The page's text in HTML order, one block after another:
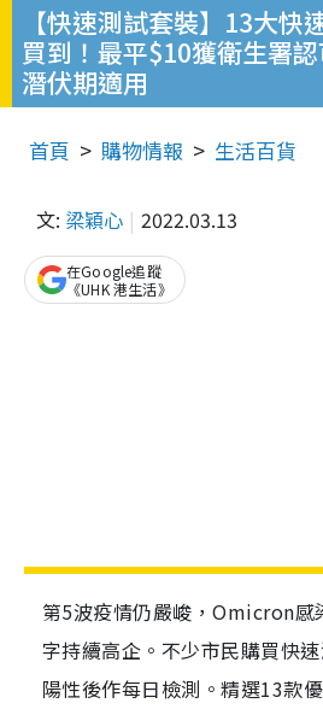
【快速測試套裝】13大快
買到！最平$10獲衛生署
潛伏期適用
首頁 購物情報 生活百貨
文: 梁穎心 2022.03.13
在Google追蹤
《UHK 港生活》
第5波疫情仍嚴峻，Omicron感
字持續高企。不少市民購買快
陽性後作每日檢測。精選13款